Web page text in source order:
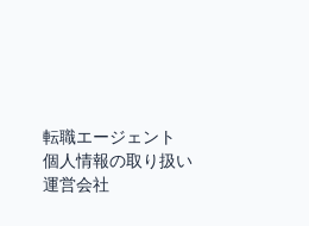
転職エージェント
個人情報の取り扱い
運営会社